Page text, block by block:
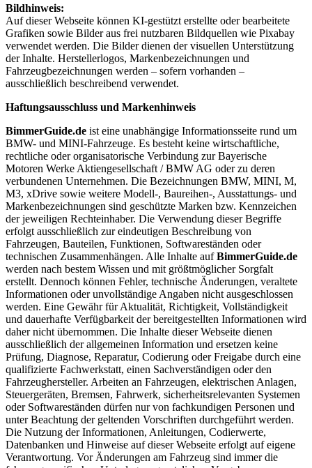
Bildhinweis:
Auf dieser Webseite können KI-gestützt erstellte oder bearbeitete
Grafiken sowie Bilder aus frei nutzbaren Bildquellen wie Pixabay
verwendet werden. Die Bilder dienen der visuellen Unterstützung
der Inhalte. Herstellerlogos, Markenbezeichnungen und
Fahrzeugbezeichnungen werden – sofern vorhanden –
ausschließlich beschreibend verwendet.
Haftungsausschluss und Markenhinweis
BimmerGuide.de ist eine unabhängige Informationsseite rund um
BMW- und MINI-Fahrzeuge. Es besteht keine wirtschaftliche,
rechtliche oder organisatorische Verbindung zur Bayerische
Motoren Werke Aktiengesellschaft / BMW AG oder zu deren
verbundenen Unternehmen. Die Bezeichnungen BMW, MINI, M,
M3, xDrive sowie weitere Modell-, Baureihen-, Ausstattungs- und
Markenbezeichnungen sind geschützte Marken bzw. Kennzeichen
der jeweiligen Rechteinhaber. Die Verwendung dieser Begriffe
erfolgt ausschließlich zur eindeutigen Beschreibung von
Fahrzeugen, Bauteilen, Funktionen, Softwareständen oder
technischen Zusammenhängen. Alle Inhalte aufBimmerGuide.de
werden nach bestem Wissen und mit größtmöglicher Sorgfalt
erstellt. Dennoch können Fehler, technische Änderungen, veraltete
Informationen oder unvollständige Angaben nicht ausgeschlossen
werden. Eine Gewähr für Aktualität, Richtigkeit, Vollständigkeit
und dauerhafte Verfügbarkeit der bereitgestellten Informationen wird
daher nicht übernommen. Die Inhalte dieser Webseite dienen
ausschließlich der allgemeinen Information und ersetzen keine
Prüfung, Diagnose, Reparatur, Codierung oder Freigabe durch eine
qualifizierte Fachwerkstatt, einen Sachverständigen oder den
Fahrzeughersteller. Arbeiten an Fahrzeugen, elektrischen Anlagen,
Steuergeräten, Bremsen, Fahrwerk, sicherheitsrelevanten Systemen
oder Softwareständen dürfen nur von fachkundigen Personen und
unter Beachtung der geltenden Vorschriften durchgeführt werden.
Die Nutzung der Informationen, Anleitungen, Codierwerte,
Datenbanken und Hinweise auf dieser Webseite erfolgt auf eigene
Verantwortung. Vor Änderungen am Fahrzeug sind immer die